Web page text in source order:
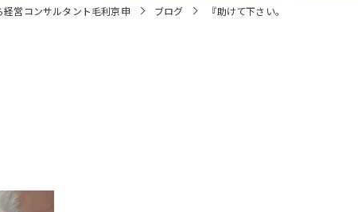
営コンサルタント毛利京申 ブログ 『助けて下さい。